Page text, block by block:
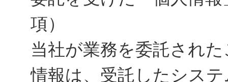
項）
当社が業務を委託され
情報は、受託したシス